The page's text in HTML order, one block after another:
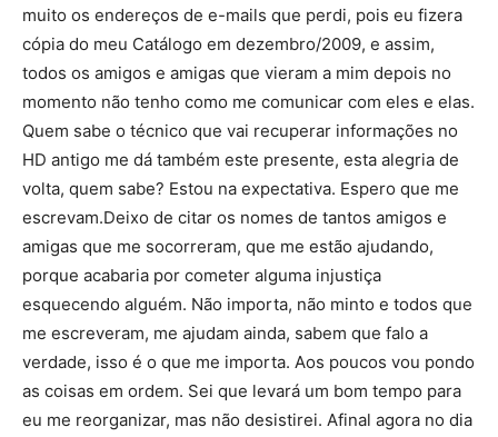
muito os endereços de e-mails que perdi, pois eu fizera
cópia do meu Catálogo em dezembro/2009, e assim,
todos os amigos e amigas que vieram a mim depois no
momento não tenho como me comunicar com eles e elas.
Quem sabe o técnico que vai recuperar informações no
HD antigo me dá também este presente, esta alegria de
volta, quem sabe? Estou na expectativa. Espero que me
escrevam.Deixo de citar os nomes de tantos amigos e
amigas que me socorreram, que me estão ajudando,
porque acabaria por cometer alguma injustiça
esquecendo alguém. Não importa, não minto e todos que
me escreveram, me ajudam ainda, sabem que falo a
verdade, isso é o que me importa. Aos poucos vou pondo
as coisas em ordem. Sei que levará um bom tempo para
eu me reorganizar, mas não desistirei. Afinal agora no dia